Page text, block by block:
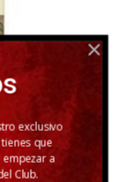
exclusivo
que
a
Club.